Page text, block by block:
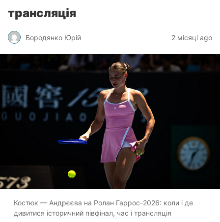
трансляція
Бородянко Юрій 2 місяці ago
Костюк — Андрєєва на Ролан Гаррос-2026: коли і де
дивитися історичний півфінал, час і трансляція